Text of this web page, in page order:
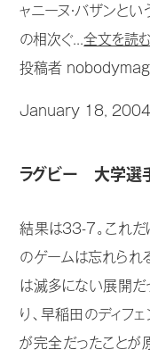
ャニーヌ・バザンと
の相次ぐ...全文を読
投稿者
January 18, 2004
ラグビー 大学選
結果は33-7。これ
のゲームは忘れられ
は滅多にない展開だ
り、早稲田のディフ
が完全だったことが